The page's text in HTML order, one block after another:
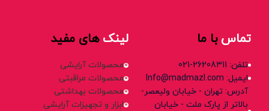
تماسبا ما
تلفن: 26208311-021
ایمیل: Info@madmazl.com
آدرس: تهران - خیابان ولیعصر-
بالاتر از پارک ملت - خیابان
لینک های مفید
محصولات آرایشی
محصولات مراقبتی
محصولات بهداشتی
ابزار و تجهیزات آرایشی